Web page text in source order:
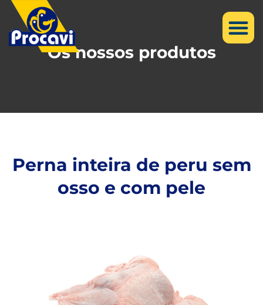
Os nossos produtos
Perna inteira de peru sem
osso e com pele